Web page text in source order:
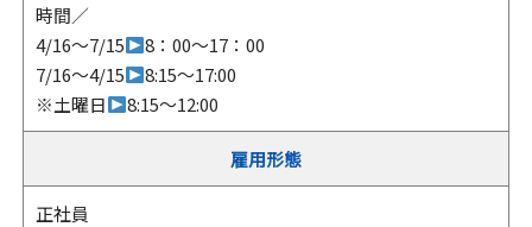
時間／
4/16～7/15
8：00～17：00
7/16～4/15
8:15～17:00
※土曜日
8:15～12:00
雇用形態
正社員